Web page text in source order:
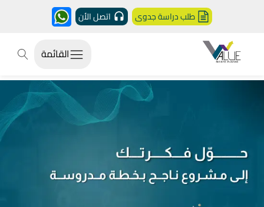
طلب دراسة جدوى اتصل الأن
القائمة